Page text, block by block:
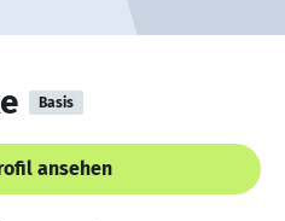
Basis
ansehen